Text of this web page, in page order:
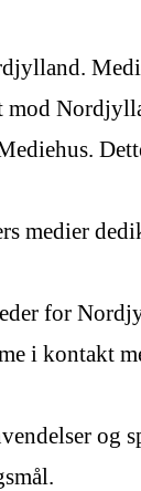
mod
medier
for
i kontakt
og